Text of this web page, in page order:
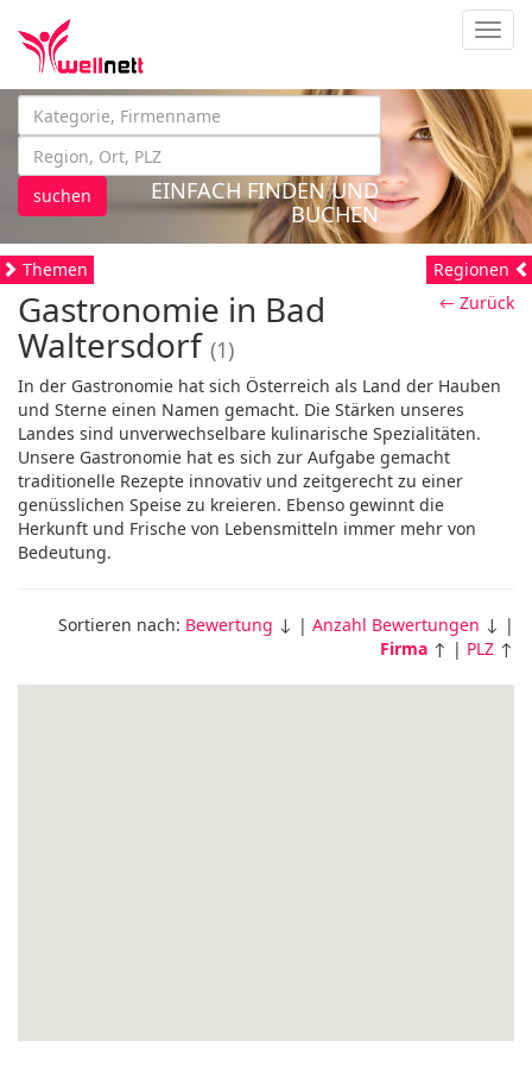
suchen
EINFACH FINDEN UND
BUCHEN
Themen
← Zurück
Gastronomie in Bad
Waltersdorf (1)
In der Gastronomie hat sich Österreich als Land der Hauben
und Sterne einen Namen gemacht. Die Stärken unseres
Landes sind unverwechselbare kulinarische Spezialitäten.
Unsere Gastronomie hat es sich zur Aufgabe gemacht
traditionelle Rezepte innovativ und zeitgerecht zu einer
genüsslichen Speise zu kreieren. Ebenso gewinnt die
Herkunft und Frische von Lebensmitteln immer mehr von
Bedeutung.
Sortieren nach: Bewertung ↓ | Anzahl Bewertungen ↓ |
Firma ↑ | PLZ ↑
Regionen